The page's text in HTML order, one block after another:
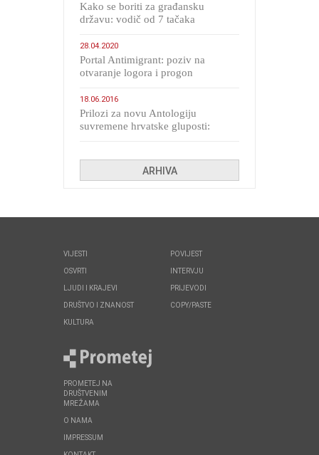
Kako se boriti za građansku
državu: vodič od 7 tačaka
28.04.2020
Portal Antimigrant: poziv na
otvaranje logora i progon
18.06.2016
Prilozi za novu Antologiju
suvremene hrvatske gluposti:
ARHIVA
VIJESTI
OSVRTI
LJUDI I KRAJEVI
DRUŠTVO I ZNANOST
KULTURA
POVIJEST
INTERVJU
PRIJEVODI
COPY/PASTE
PROMETEJ NA
DRUŠTVENIM
MREŽAMA
O NAMA
IMPRESSUM